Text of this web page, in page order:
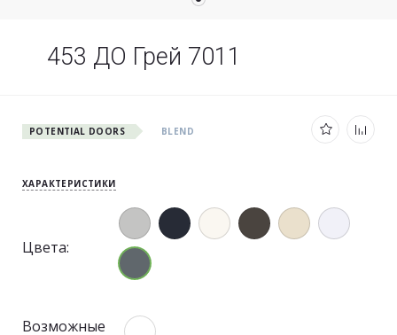
453 ДО Грей 7011
POTENTIAL DOORS BLEND
ХАРАКТЕРИСТИКИ
Цвета:
Возможные